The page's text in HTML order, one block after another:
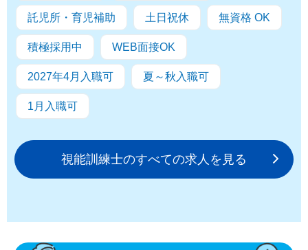
託児所・育児補助 土日祝休 無資格 OK
積極採用中 WEB面接OK
2027年4月入職可 夏～秋入職可
1月入職可
視能訓練士のすべての求人を見る